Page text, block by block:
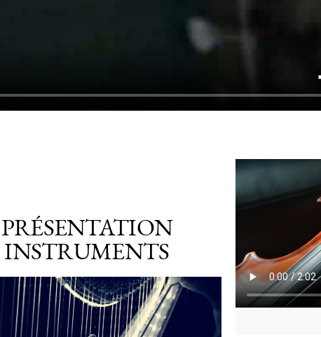
PRÉSENTATION
INSTRUMENTS